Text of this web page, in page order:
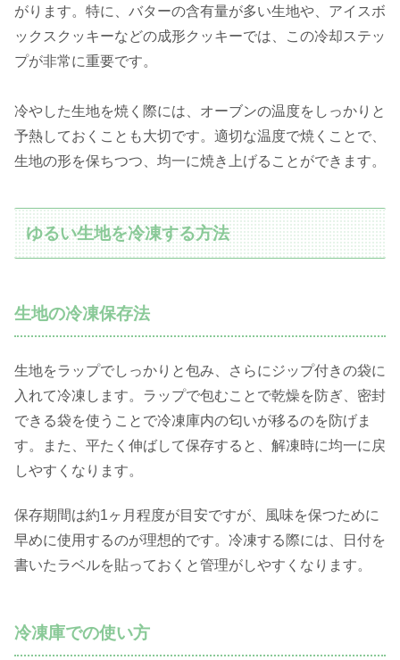
がります。特に、バターの含有量が多い生地や、アイスボ
ックスクッキーなどの成形クッキーでは、この冷却ステッ
プが非常に重要です。
冷やした生地を焼く際には、オーブンの温度をしっかりと
予熱しておくことも大切です。適切な温度で焼くことで、
生地の形を保ちつつ、均一に焼き上げることができます。
ゆるい生地を冷凍する方法
生地の冷凍保存法
生地をラップでしっかりと包み、さらにジップ付きの袋に
入れて冷凍します。ラップで包むことで乾燥を防ぎ、密封
できる袋を使うことで冷凍庫内の匂いが移るのを防げま
す。また、平たく伸ばして保存すると、解凍時に均一に戻
しやすくなります。
保存期間は約1ヶ月程度が目安ですが、風味を保つために
早めに使用するのが理想的です。冷凍する際には、日付を
書いたラベルを貼っておくと管理がしやすくなります。
冷凍庫での使い方